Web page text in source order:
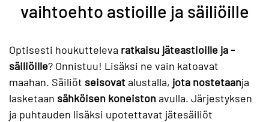
vaihtoehto astioille ja säiliöille
Optisesti houkutteleva ratkaisu jäteastioille ja -
säiliöille? Onnistuu! Lisäksi ne vain katoavat
maahan. Säiliöt seisovatalustalla, jota nostetaanja
lasketaan sähköisen koneistonavulla. Järjestyksen
ja puhtauden lisäksi upotettavat jätesäiliöt